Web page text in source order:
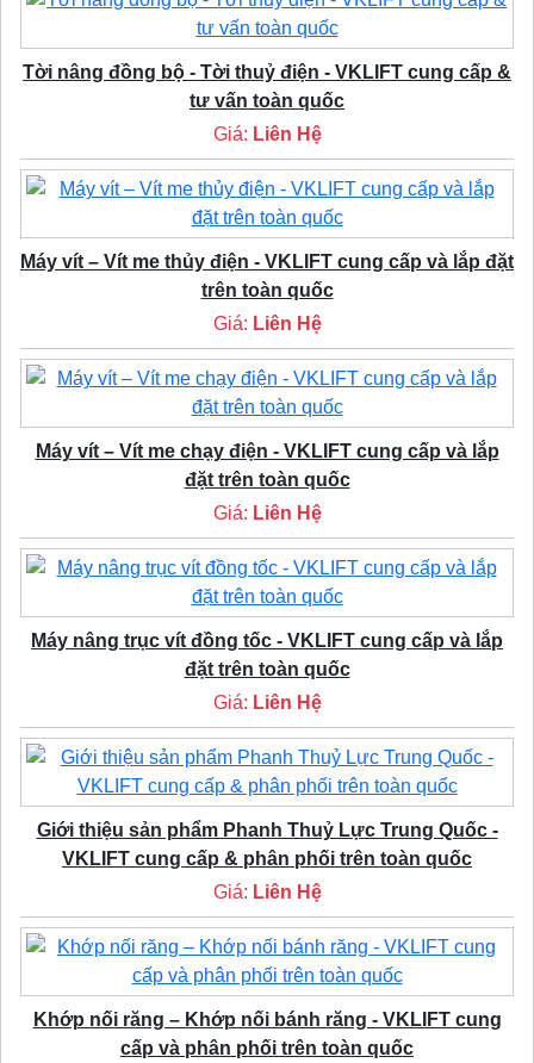
Tời nâng đồng bộ - Tời thuỷ điện - VKLIFT cung cấp &
tư vấn toàn quốc
Giá: Liên Hệ
Máy vít – Vít me thủy điện - VKLIFT cung cấp và lắp đặt
trên toàn quốc
Giá: Liên Hệ
Máy vít – Vít me chạy điện - VKLIFT cung cấp và lắp
đặt trên toàn quốc
Giá: Liên Hệ
Máy nâng trục vít đồng tốc - VKLIFT cung cấp và lắp
đặt trên toàn quốc
Giá: Liên Hệ
Giới thiệu sản phẩm Phanh Thuỷ Lực Trung Quốc -
VKLIFT cung cấp & phân phối trên toàn quốc
Giá: Liên Hệ
Khớp nối răng – Khớp nối bánh răng - VKLIFT cung
cấp và phân phối trên toàn quốc